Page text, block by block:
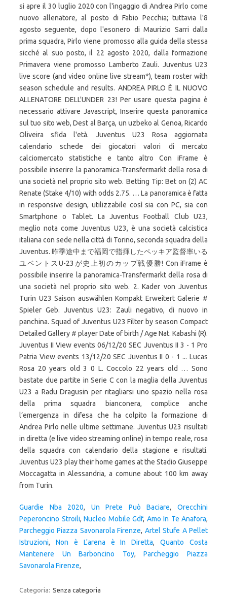
si apre il 30 luglio 2020 con l'ingaggio di Andrea Pirlo come
nuovo allenatore, al posto di Fabio Pecchia; tuttavia l'8
agosto seguente, dopo l'esonero di Maurizio Sarri dalla
prima squadra, Pirlo viene promosso alla guida della stessa
sicché al suo posto, il 22 agosto 2020, dalla formazione
Primavera viene promosso Lamberto Zauli. Juventus U23
live score (and video online live stream*), team roster with
season schedule and results. ANDREA PIRLO È IL NUOVO
ALLENATORE DELL'UNDER 23! Per usare questa pagina è
necessario attivare Javascript, Inserire questa panoramica
sul tuo sito web, Dest al Barça, un uzbeko al Genoa, Ricardo
Oliveira sfida l'età. Juventus U23 Rosa aggiornata
calendario schede dei giocatori valori di mercato
calciomercato statistiche e tanto altro Con iFrame è
possibile inserire la panoramica-Transfermarkt della rosa di
una società nel proprio sito web. Betting Tip: Bet on (2) AC
Renate (Stake 4/10) with odds 2.75. … La panoramica è fatta
in responsive design, utilizzabile così sia con PC, sia con
Smartphone o Tablet. La Juventus Football Club U23,
meglio nota come Juventus U23, è una società calcistica
italiana con sede nella città di Torino, seconda squadra della
Juventus. 昨季途中まで福岡で指揮したペッキア監督率いる
ユベントスU-23が史上初のカップ戦優勝! Con iFrame è
possibile inserire la panoramica-Transfermarkt della rosa di
una società nel proprio sito web. 2. Kader von Juventus
Turin U23 Saison auswählen Kompakt Erweitert Galerie #
Spieler Geb. Juventus U23: Zauli negativo, di nuovo in
panchina. Squad of Juventus U23 Filter by season Compact
Detailed Gallery # player Date of birth / Age Nat. Kabashi (R).
Juventus II View events 06/12/20 SEC Juventus II 3 - 1 Pro
Patria View events 13/12/20 SEC Juventus II 0 - 1 ... Lucas
Rosa 20 years old 3 0 L. Coccolo 22 years old … Sono
bastate due partite in Serie C con la maglia della Juventus
U23 a Radu Dragusin per ritagliarsi uno spazio nella rosa
della prima squadra bianconera, complice anche
l’emergenza in difesa che ha colpito la formazione di
Andrea Pirlo nelle ultime settimane. Juventus U23 risultati
in diretta (e live video streaming online) in tempo reale, rosa
della squadra con calendario della stagione e risultati.
Juventus U23 play their home games at the Stadio Giuseppe
Moccagatta in Alessandria, a comune about 100 km away
from Turin.
Guardie Nba 2020, Un Prete Può Baciare,Orecchini
Peperoncino Stroili, Nucleo Mobile Gdf, Amo In Te Anafora,
Parcheggio Piazza Savonarola Firenze, Artel Stufe A Pellet
Istruzioni, Non è L'arena è In Diretta,Quanto Costa
Mantenere Un Barboncino Toy,Parcheggio Piazza
Savonarola Firenze,
Categoria: Senza categoria